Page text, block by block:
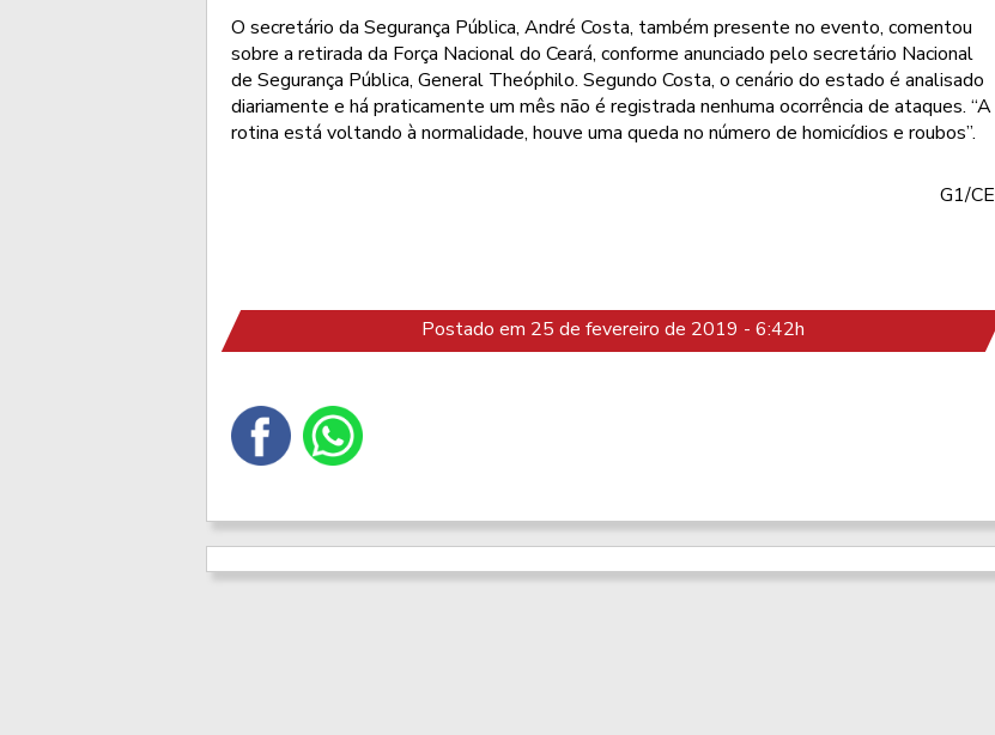
O secretário da Segurança Pública, André Costa, também presente no evento, comentou
sobre a retirada da Força Nacional do Ceará, conforme anunciado pelo secretário Nacional
de Segurança Pública, General Theóphilo. Segundo Costa, o cenário do estado é analisado
diariamente e há praticamente um mês não é registrada nenhuma ocorrência de ataques. “A
rotina está voltando à normalidade, houve uma queda no número de homicídios e roubos”.
G1/CE
Postado em 25 de fevereiro de 2019 - 6:42h